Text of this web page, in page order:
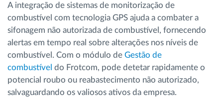
A integração de sistemas de monitorização de
combustível com tecnologia GPS ajuda a combater a
sifonagem não autorizada de combustível, fornecendo
alertas em tempo real sobre alterações nos níveis de
combustível. Com o módulo de Gestão de
combustível do Frotcom, pode detetar rapidamente o
potencial roubo ou reabastecimento não autorizado,
salvaguardando os valiosos ativos da empresa.